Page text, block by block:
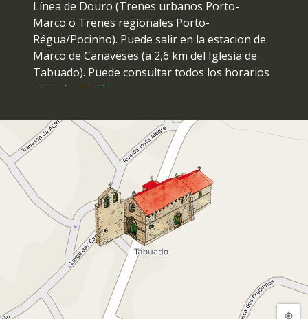
Línea de Douro (Trenes urbanos Porto-
Marco o Trenes regionales Porto-
Régua/Pocinho). Puede salir en la estacion de
Marco de Canaveses (a 2,6 km del Iglesia de
Tabuado). Puede consultar todos los horarios
y precios aquí
Norte de Portugal:A28/A3/A24/A7/A11 » A4
(Vila Real) » Marco de Canaveses » Baião »
Rota Românico/Igreja de Tabuado.
Porto:
A4 (Vila Real) » Marco de Canaveses »
Baião » Rota Românico/Igreja de Tabuado.
Centro/Sur de Portugal:A1 (Porto)/ A29
(V.N. Gaia) » A41 CREP » A4 (Vila Real) » Marco
de Canaveses » Baião » Rota Românico/Igreja
de Tabuado.